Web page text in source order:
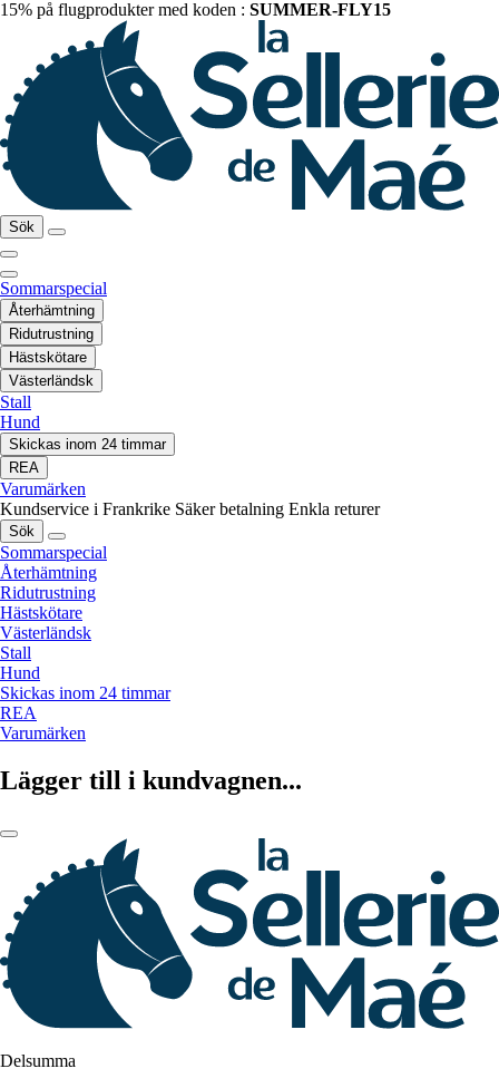
15% på flugprodukter med koden : SUMMER-FLY15
Sök
Sommarspecial
Återhämtning
Ridutrustning
Hästskötare
Västerländsk
Stall
Hund
Skickas inom 24 timmar
REA
Varumärken
Kundservice i Frankrike Säker betalning Enkla returer
Sök
Sommarspecial
Återhämtning
Ridutrustning
Hästskötare
Västerländsk
Stall
Hund
Skickas inom 24 timmar
REA
Varumärken
Lägger till i kundvagnen...
Delsumma